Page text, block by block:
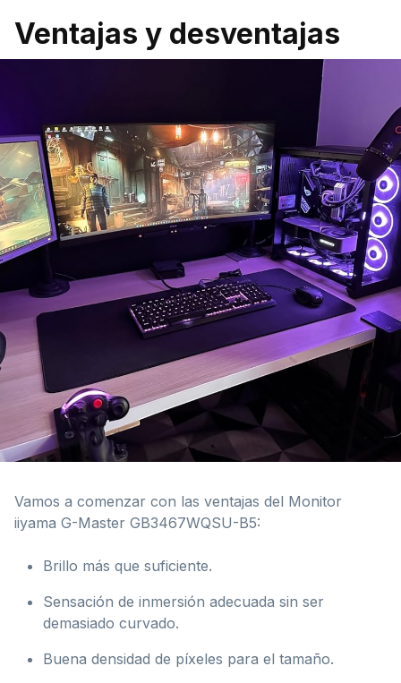
Ventajas y desventajas
Vamos a comenzar con las ventajas del Monitor
iiyama G-Master GB3467WQSU-B5:
Brillo más que suficiente.
Sensación de inmersión adecuada sin ser
demasiado curvado.
Buena densidad de píxeles para el tamaño.